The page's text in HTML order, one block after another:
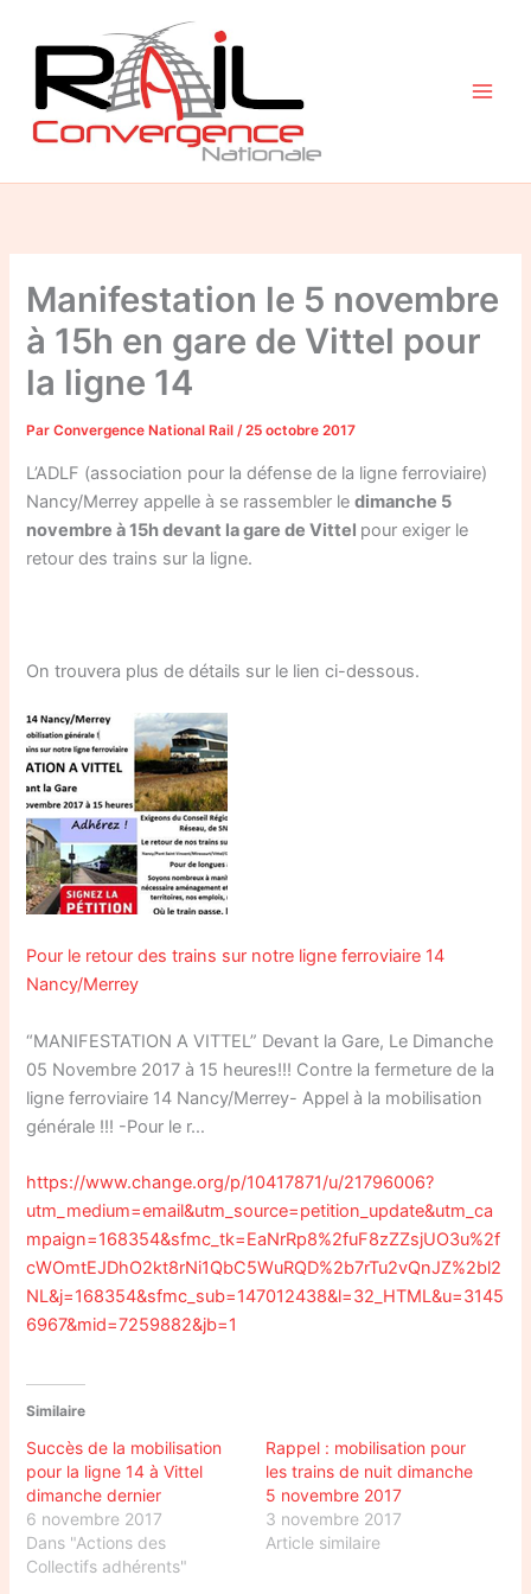
contenu
Manifestation le 5 novembre
à 15h en gare de Vittel pour
la ligne 14
ParConvergence National Rail/25 octobre 2017
L’ADLF (association pour la défense de la ligne ferroviaire)
Nancy/Merrey appelle à se rassembler ledimanche 5
novembre à 15h devant la gare de Vittel pour exiger le
retour des trains sur la ligne.
On trouvera plus de détails sur le lien ci-dessous.
Pour le retour des trains sur notre ligne ferroviaire 14
Nancy/Merrey
“MANIFESTATION A VITTEL” Devant la Gare, Le Dimanche
05 Novembre 2017 à 15 heures!!! Contre la fermeture de la
ligne ferroviaire 14 Nancy/Merrey- Appel à la mobilisation
générale !!! -Pour le r…
https://www.change.org/p/10417871/u/21796006?
utm_medium=email&utm_source=petition_update&utm_ca
mpaign=168354&sfmc_tk=EaNrRp8%2fuF8zZZsjUO3u%2f
cWOmtEJDhO2kt8rNi1QbC5WuRQD%2b7rTu2vQnJZ%2bl2
NL&j=168354&sfmc_sub=147012438&l=32_HTML&u=3145
6967&mid=7259882&jb=1
Similaire
Succès de la mobilisation
pour la ligne 14 à Vittel
dimanche dernier
6 novembre 2017
Dans "Actions des
Collectifs adhérents"
Rappel : mobilisation pour
les trains de nuit dimanche
5 novembre 2017
3 novembre 2017
Article similaire